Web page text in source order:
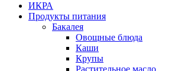
ИКРА
Продукты питания
Бакалея
Овощные блюда
Каши
Крупы
Растительное масло